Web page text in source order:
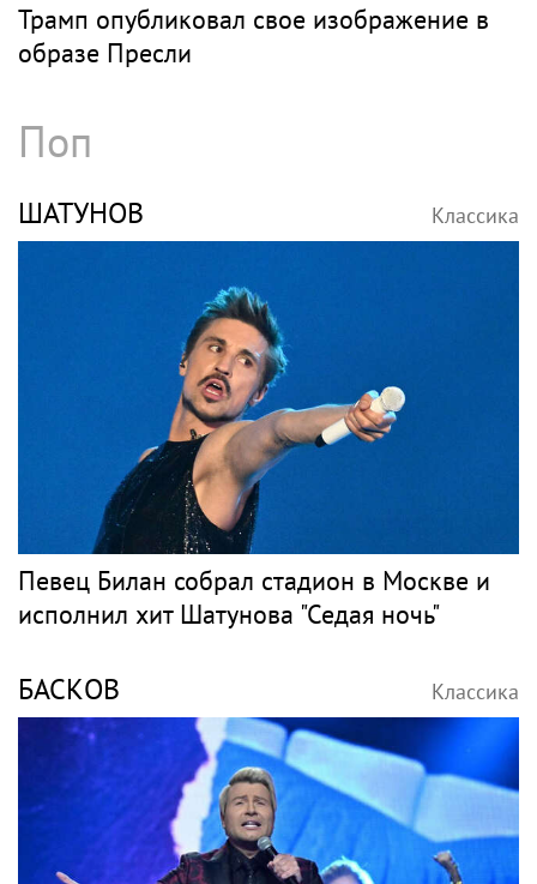
Трамп опубликовал свое изображение в
образе Пресли
Поп
ШАТУНОВ Классика
Певец Билан собрал стадион в Москве и
исполнил хит Шатунова "Седая ночь"
БАСКОВ Классика